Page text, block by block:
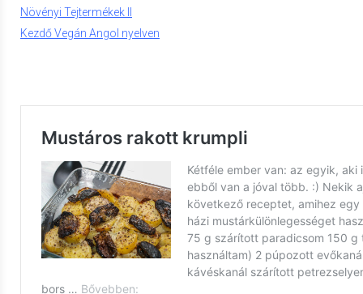
Növényi Tejtermékek II
Kezdő Vegán Angol nyelven